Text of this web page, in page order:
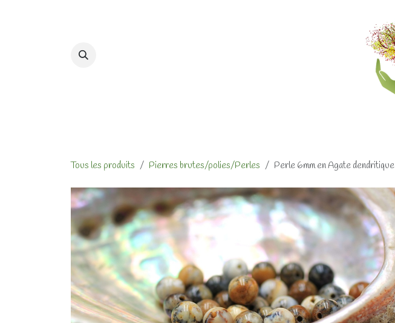
Tous les produits Pierres brutes/polies/Perles Perle 6mm en Agate dendritique